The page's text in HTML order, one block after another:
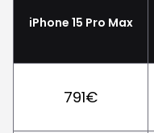
iPhone 15 Pro Max
791€